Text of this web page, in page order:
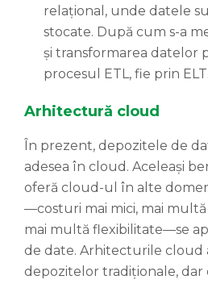
relațional, unde datele
stocate. După cum s-a
și transformarea datelor
procesul ETL, fie prin ELT.
Arhitectură cloud
În prezent, depozitele de
adesea în cloud. Aceleași
oferă cloud-ul în alte
—costuri mai mici, mai
mai multă flexibilitate—se
de date. Arhitecturile cloud
depozitelor tradiționale, dar